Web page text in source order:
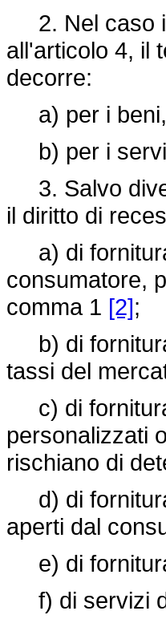
2. Nel caso
all'articolo 4, il
decorre:
a) per i beni,
b) per i
3. Salvo
il diritto di
a) di
consumatore,
comma 1 [2];
b) di
tassi del
c) di
personalizzati
rischiano di
d) di
aperti dal
e) di
f) di servizi